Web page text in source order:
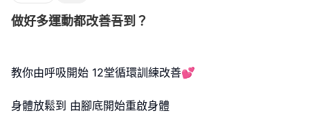
做好多運動都改善吾到？
教你由呼吸開始 12堂循環訓練改善💕
身體放鬆到 由腳底開始重啟身體